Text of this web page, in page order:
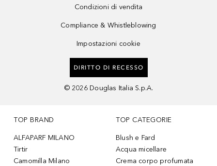
Condizioni di vendita
Compliance & Whistleblowing
Impostazioni cookie
DIRITTO DI RECESSO
© 2026 Douglas Italia S.p.A.
TOP BRAND
ALFAPARF MILANO
Tirtir
Camomilla Milano
TOP CATEGORIE
Blush e Fard
Acqua micellare
Crema corpo profumata